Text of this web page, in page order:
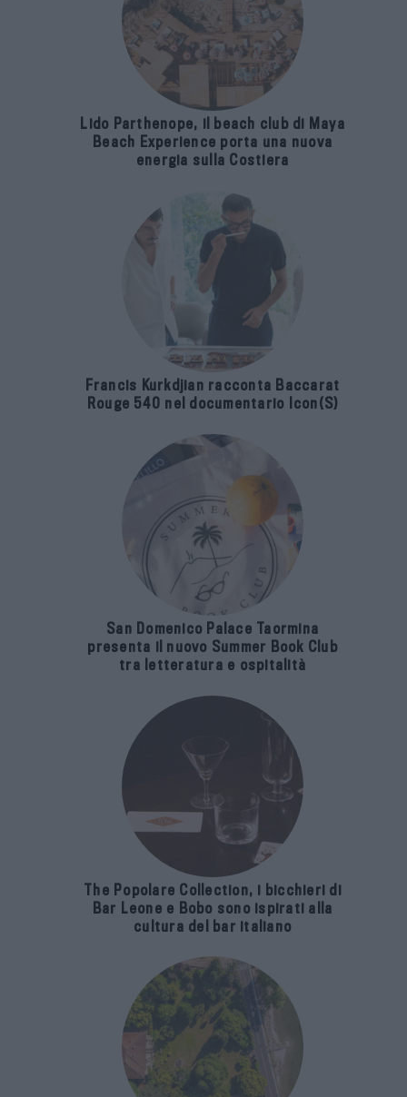
Lido Parthenope, il beach club di Maya
Beach Experience porta una nuova
energia sulla Costiera
Francis Kurkdjian racconta Baccarat
Rouge 540 nel documentario Icon(S)
San Domenico Palace Taormina
presenta il nuovo Summer Book Club
tra letteratura e ospitalità
The Popolare Collection, i bicchieri di
Bar Leone e Bobo sono ispirati alla
cultura del bar italiano